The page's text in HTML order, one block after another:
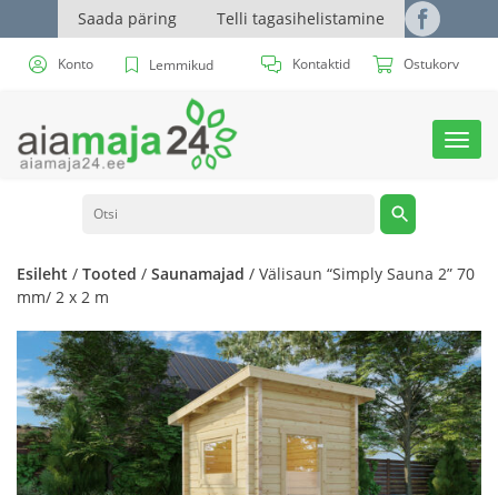
Saada päring Telli tagasihelistamine
Konto Lemmikud Kontaktid Ostukorv
Esileht / Tooted / Saunamajad / Välisaun “Simply Sauna 2” 70
mm/ 2 x 2 m